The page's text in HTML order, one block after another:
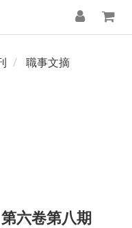
職事文摘
六卷第八期